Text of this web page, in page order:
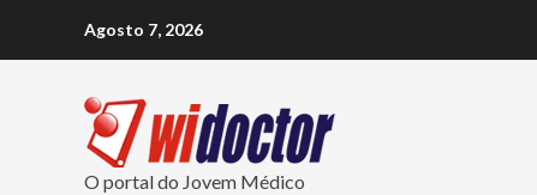
Agosto 7, 2026
O portal do Jovem Médico